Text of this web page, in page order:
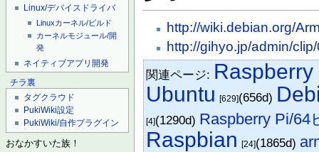
Linux/デバイスドライバ
Linuxカーネル/ビルド
カーネルモジュール/開
発
ネイティブアプリ開発
チラ裏
タグクラウド
PukiWiki設定
PukiWiki/自作プラグイン
おなかすいた族！
http://wiki.debian.org/
http://gihyo.jp/admin/
関連ページ: Raspberry
Ubuntu [629](656d)
[4](1290d) Raspberry Pi/64
Raspbian [24](1865d)